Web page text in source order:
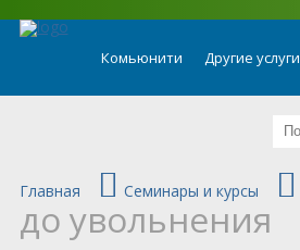
Комьюнити Другие услуги
Главная Семинары и курсы
до увольнения